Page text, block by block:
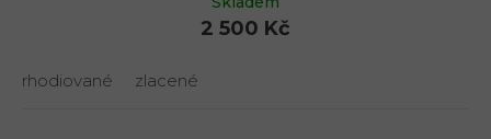
2 500 Kč
rhodiované zlacené